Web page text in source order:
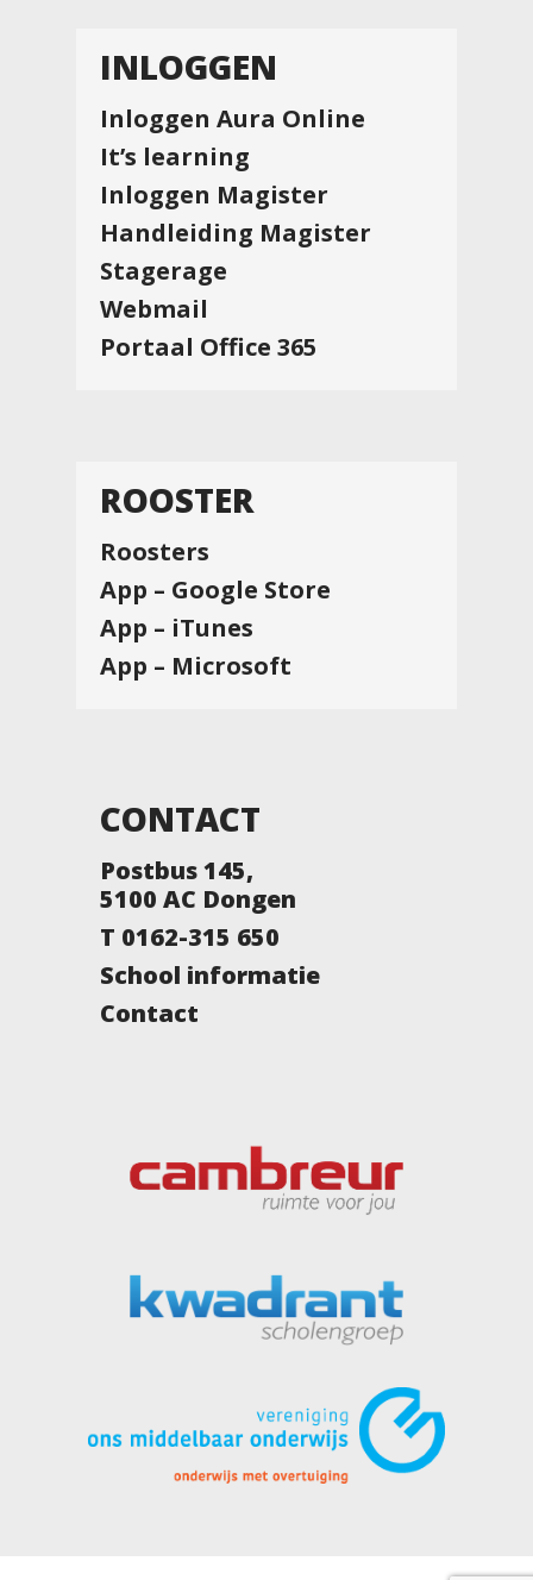
INLOGGEN
Inloggen Aura Online
It’s learning
Inloggen Magister
Handleiding Magister
Stagerage
Webmail
Portaal Office 365
ROOSTER
Roosters
App – Google Store
App – iTunes
App – Microsoft
CONTACT
Postbus 145,
5100 AC Dongen
T 0162-315 650
School informatie
Contact